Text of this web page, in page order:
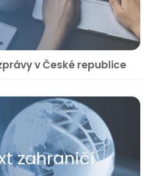
v České republice
zahraničí